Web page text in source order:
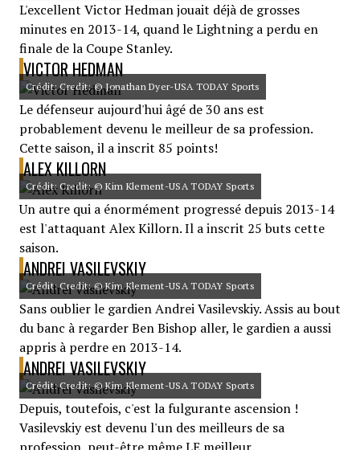
L'excellent Victor Hedman jouait déjà de grosses
minutes en 2013-14, quand le Lightning a perdu en
finale de la Coupe Stanley.
VICTOR HEDMAN
Crédit: Credit: © Jonathan Dyer-USA TODAY Sports
Le défenseur aujourd'hui âgé de 30 ans est
probablement devenu le meilleur de sa profession.
Cette saison, il a inscrit 85 points!
ALEX KILLORN
Crédit: Credit: © Kim Klement-USA TODAY Sports
Un autre qui a énormément progressé depuis 2013-14
est l'attaquant Alex Killorn. Il a inscrit 25 buts cette
saison.
ANDREI VASILEVSKIY
Crédit: Credit: © Kim Klement-USA TODAY Sports
Sans oublier le gardien Andrei Vasilevskiy. Assis au bout
du banc à regarder Ben Bishop aller, le gardien a aussi
appris à perdre en 2013-14.
ANDREI VASILEVSKIY
Crédit: Credit: © Kim Klement-USA TODAY Sports
Depuis, toutefois, c'est la fulgurante ascension !
Vasilevskiy est devenu l'un des meilleurs de sa